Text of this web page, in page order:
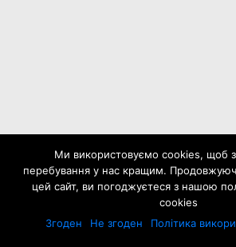
Ми використовуємо cookies, щоб
перебування у нас кращим.
цей сайт, ви погоджуєтеся з нашою
cookies
Згоден
Не згоден Політика